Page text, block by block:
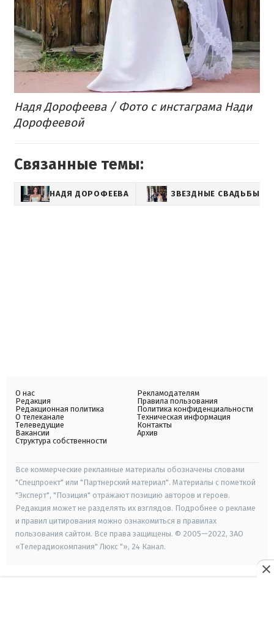
Надя Дорофеева / Фото с инстаграма Нади
Дорофеевой
Связанные темы:
НАДЯ ДОРОФЕЕВА ЗВЕЗДНЫЕ СВАДЬБЫ
О нас
Редакция
Редакционная политика
О телеканале
Телеведущие
Вакансии
Структура собственности
Рекламодателям
Правила пользования
Политика конфиденциальности
Техническая информация
Контакты
Архив
Все коммерческие рекламные материалы обозначены словами
"Спецпроект" или "Партнерский материал". Материалы с пометкой
"Эксперт", "Позиция" отражают позицию авторов и героев.
Редакция может не разделять их взглядов. Подробнее о рекламе
и правил цитирования можно ознакомиться в правилах
пользования сайтом. Все права защищены. © 2005—2022, ЗАО
«Телерадиокомпания" Люкс "», 24 Канал.